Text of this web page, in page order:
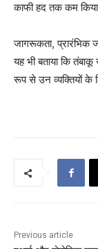
काफी हद तक कम
जागरूकता, प्रारंभिक
यह भी बताया कि
रूप से उन व्यक्तियों के
Previous article